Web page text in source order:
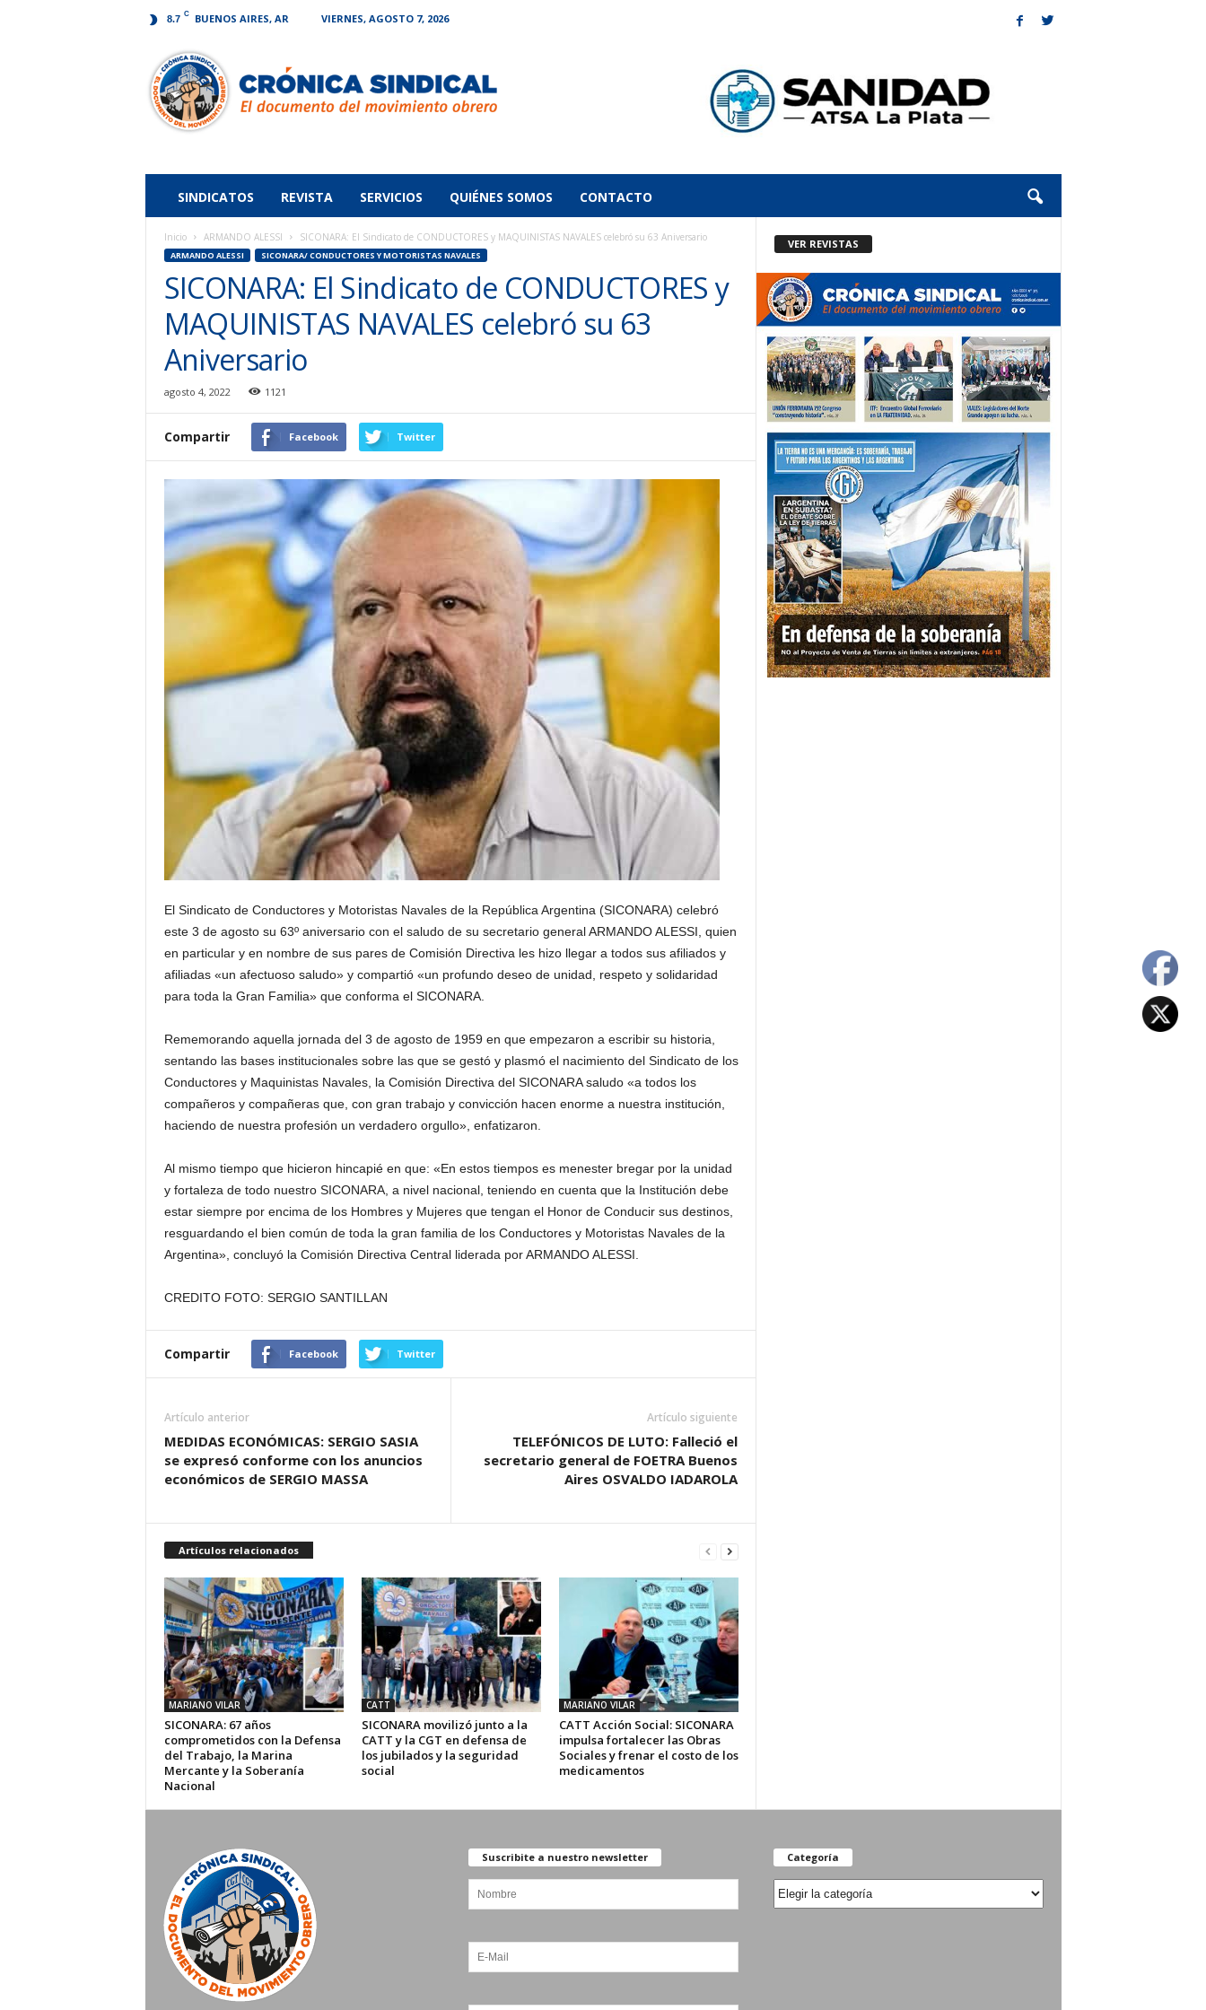
8.7 C BUENOS AIRES, AR VIERNES, AGOSTO 7, 2026
Sindical
SINDICATOS REVISTA SERVICIOS QUIÉNES SOMOS CONTACTO
Inicio ARMANDO ALESSI SICONARA: El Sindicato de CONDUCTORES y MAQUINISTAS NAVALES celebró su 63 Aniversario
ARMANDO ALESSI SICONARA/ CONDUCTORES Y MOTORISTAS NAVALES
SICONARA: El Sindicato de CONDUCTORES y
MAQUINISTAS NAVALES celebró su 63
Aniversario
agosto 4, 2022 1121
Compartir Facebook Twitter
El Sindicato de Conductores y Motoristas Navales de la República Argentina (SICONARA) celebró
este 3 de agosto su 63º aniversario con el saludo de su secretario general ARMANDO ALESSI, quien
en particular y en nombre de sus pares de Comisión Directiva les hizo llegar a todos sus afiliados y
afiliadas «un afectuoso saludo» y compartió «un profundo deseo de unidad, respeto y solidaridad
para toda la Gran Familia» que conforma el SICONARA.
Rememorando aquella jornada del 3 de agosto de 1959 en que empezaron a escribir su historia,
sentando las bases institucionales sobre las que se gestó y plasmó el nacimiento del Sindicato de los
Conductores y Maquinistas Navales, la Comisión Directiva del SICONARA saludo «a todos los
compañeros y compañeras que, con gran trabajo y convicción hacen enorme a nuestra institución,
haciendo de nuestra profesión un verdadero orgullo», enfatizaron.
Al mismo tiempo que hicieron hincapié en que: «En estos tiempos es menester bregar por la unidad
y fortaleza de todo nuestro SICONARA, a nivel nacional, teniendo en cuenta que la Institución debe
estar siempre por encima de los Hombres y Mujeres que tengan el Honor de Conducir sus destinos,
resguardando el bien común de toda la gran familia de los Conductores y Motoristas Navales de la
Argentina», concluyó la Comisión Directiva Central liderada por ARMANDO ALESSI.
CREDITO FOTO: SERGIO SANTILLAN
Compartir Facebook Twitter
Artículo anterior
MEDIDAS ECONÓMICAS: SERGIO SASIA
se expresó conforme con los anuncios
económicos de SERGIO MASSA
Artículo siguiente
TELEFÓNICOS DE LUTO: Falleció el
secretario general de FOETRA Buenos
Aires OSVALDO IADAROLA
Artículos relacionados
MARIANO VILAR
SICONARA: 67 años
comprometidos con la Defensa
del Trabajo, la Marina
Mercante y la Soberanía
Nacional
CATT
SICONARA movilizó junto a la
CATT y la CGT en defensa de
los jubilados y la seguridad
social
MARIANO VILAR
CATT Acción Social: SICONARA
impulsa fortalecer las Obras
Sociales y frenar el costo de los
medicamentos
VER REVISTAS
Suscribite a nuestro newsletter Categoría
Categoría